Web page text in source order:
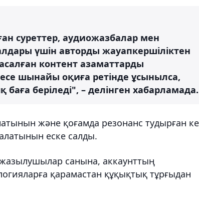
суреттер, аудиожазбалар мен
үшін авторды жауапкершіліктен
контент азаматтарды
шынайы оқиға ретінде ұсынылса,
беріледі", – делінген хабарламада.
және қоғамда резонанс тудырған
еске салды.
жазылушылар санына, аккаунттың
қарамастан құқықтық тұрғыдан